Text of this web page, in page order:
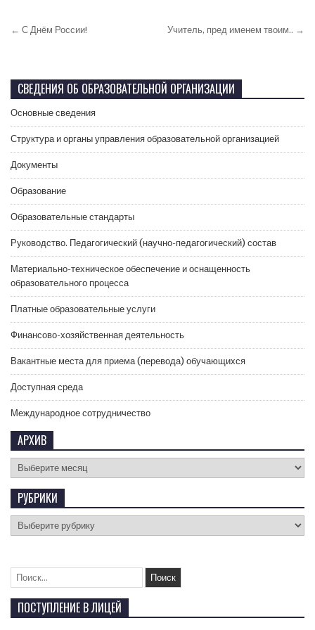
← С Днём России! Учитель, пред именем твоим.. →
СВЕДЕНИЯ ОБ ОБРАЗОВАТЕЛЬНОЙ ОРГАНИЗАЦИИ
Основные сведения
Структура и органы управления образовательной организацией
Документы
Образование
Образовательные стандарты
Руководство. Педагогический (научно-педагогический) состав
Материально-техническое обеспечение и оснащенность
образовательного процесса
Платные образовательные услуги
Финансово-хозяйственная деятельность
Вакантные места для приема (перевода) обучающихся
Доступная среда
Международное сотрудничество
АРХИВ
РУБРИКИ
ПОСТУПЛЕНИЕ В ЛИЦЕЙ